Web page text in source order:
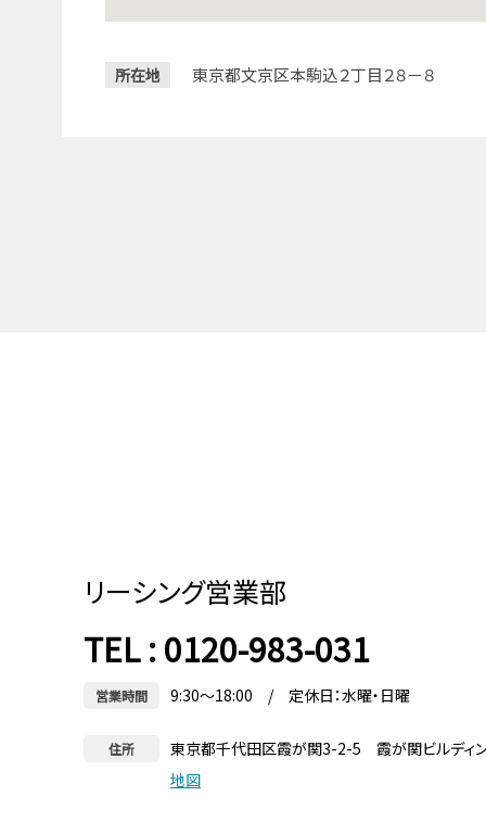
所在地 東京都文京区本駒込２丁目２８－８
リーシング営業部
TEL : 0120-983-031
営業時間 9:30～18:00 / 定休日：水曜・日曜
住所
東京都千代田区霞が関3-2-5 霞が関ビルディ
地図